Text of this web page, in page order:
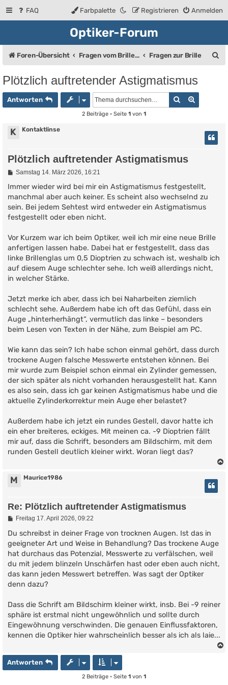
FAQ Anmelden
Registrieren
Farbpalette
Optiker-Forum
Foren-Übersicht Fragen vom Brillenträger an den Augenoptiker Fragen zur Brille
Plötzlich auftretender Astigmatismus
Antworten Suche
2 Beiträge • Seite 1 von 1
K Kontaktlinse
Plötzlich auftretender Astigmatismus
B
i
r
a
g
Samstag 14. März 2026, 16:21
Immer wieder wird bei mir ein Astigmatismus festgestellt,
manchmal aber auch keiner. Es scheint also wechselnd zu
sein. Bei jedem Sehtest wird entweder ein Astigmatismus
festgestellt oder eben nicht.
Vor Kurzem war ich beim Optiker, weil ich mir eine neue Brille
anfertigen lassen habe. Dabei hat er festgestellt, dass das
linke Brillenglas um 0,5 Dioptrien zu schwach ist, weshalb ich
auf diesem Auge schlechter sehe. Ich weiß allerdings nicht,
in welcher Stärke.
Jetzt merke ich aber, dass ich bei Naharbeiten ziemlich
schlecht sehe. Außerdem habe ich oft das Gefühl, dass ein
Auge „hinterherhängt“, vermutlich das linke – besonders
beim Lesen von Texten in der Nähe, zum Beispiel am PC.
Wie kann das sein? Ich habe schon einmal gehört, dass durch
trockene Augen falsche Messwerte entstehen können. Bei
mir wurde zum Beispiel schon einmal ein Zylinder gemessen,
der sich später als nicht vorhanden herausgestellt hat. Kann
es also sein, dass ich gar keinen Astigmatismus habe und die
aktuelle Zylinderkorrektur mein Auge eher belastet?
Außerdem habe ich jetzt ein rundes Gestell, davor hatte ich
ein eher breiteres, eckiges. Mit meinen ca. -9 Dioptrien fällt
mir auf, dass die Schrift, besonders am Bildschirm, mit dem
runden Gestell deutlich kleiner wirkt. Woran liegt das?
M Maurice1986
Re: Plötzlich auftretender Astigmatismus
B
i
r
a
g
Freitag 17. April 2026, 09:22
Du schreibst in deiner Frage von trocknen Augen. Ist das in
geeigneter Art und Weise in Behandlung? Das trockene Auge
hat durchaus das Potenzial, Messwerte zu verfälschen, weil
du mit jedem blinzeln Unschärfen hast oder eben auch nicht,
das kann jeden Messwert betreffen. Was sagt der Optiker
denn dazu?
Dass die Schrift am Bildschirm kleiner wirkt, insb. Bei -9 reiner
sphäre ist erstmal nicht ungewöhnlich und sollte durch
Eingewöhnung verschwinden. Die genauen Einflussfaktoren,
kennen die Optiker hier wahrscheinlich besser als ich als laie...
Antworten
2 Beiträge • Seite 1 von 1